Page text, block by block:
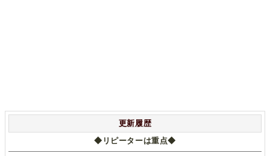
更新履歴
◆リピーターは重点◆